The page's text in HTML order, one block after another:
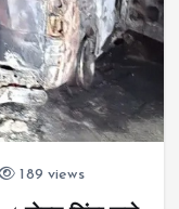
189 views